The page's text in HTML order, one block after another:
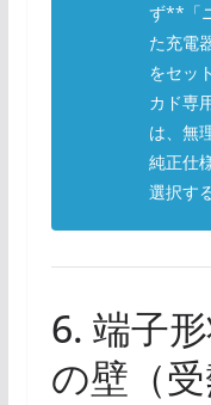
ず**「
た充電
をセッ
カド専
は、無
純正仕
選択す
6. 端子
の壁（受